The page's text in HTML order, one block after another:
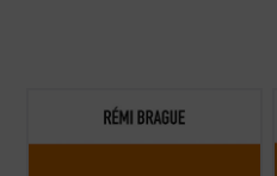
El Islam es objeto de interminables
controversias y mucha confusión. Pero,